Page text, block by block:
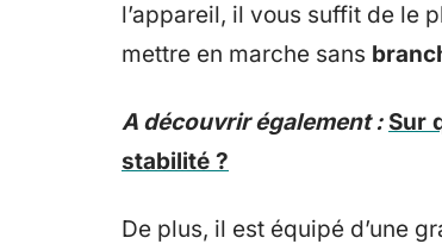
l’appareil, il vous suffit de le
mettre en marche sans
A découvrir également : Sur
stabilité ?
De plus, il est équipé d’une